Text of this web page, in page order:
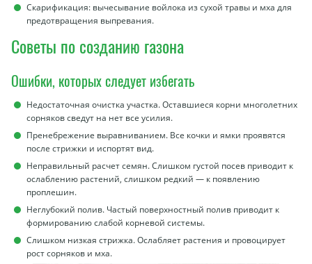
Скарификация: вычесывание войлока из сухой травы и мха для
предотвращения выпревания.
Советы по созданию газона
Ошибки, которых следует избегать
Недостаточная очистка участка. Оставшиеся корни многолетних
сорняков сведут на нет все усилия.
Пренебрежение выравниванием. Все кочки и ямки проявятся
после стрижки и испортят вид.
Неправильный расчет семян. Слишком густой посев приводит к
ослаблению растений, слишком редкий — к появлению
проплешин.
Неглубокий полив. Частый поверхностный полив приводит к
формированию слабой корневой системы.
Слишком низкая стрижка. Ослабляет растения и провоцирует
рост сорняков и мха.